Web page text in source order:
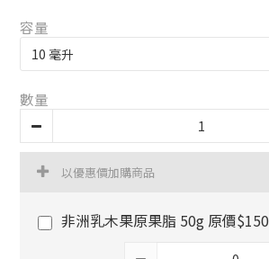
容量
數量
以優惠價加購商品
非洲乳木果原果脂 50g 原價$150